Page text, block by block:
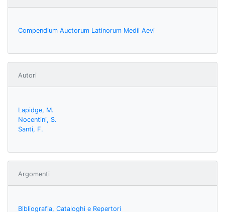
Compendium Auctorum Latinorum Medii Aevi
Autori
Lapidge, M.
Nocentini, S.
Santi, F.
Argomenti
Bibliografia, Cataloghi e Repertori